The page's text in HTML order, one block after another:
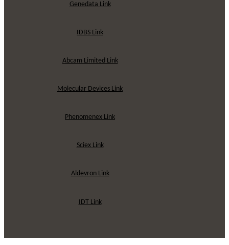
Genedata Link
IDBS Link
Abcam Limited Link
Molecular Devices Link
Phenomenex Link
Sciex Link
Aldevron Link
IDT Link